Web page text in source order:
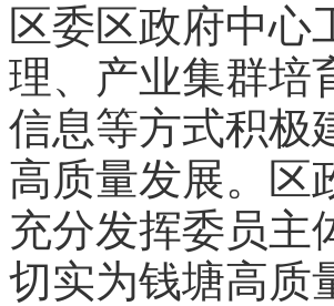
区委区政府中心
理、产业集群培
信息等方式积极
高质量发展。区
充分发挥委员主
切实为钱塘高质